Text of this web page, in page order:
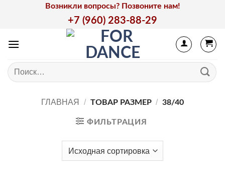
Возникли вопросы? Позвоните нам!
+7 (960) 283-88-29
Искать:
ГЛАВНАЯ / ТОВАР РАЗМЕР / 38/40
ФИЛЬТРАЦИЯ